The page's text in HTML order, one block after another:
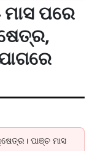
ମାସ ପରେ
ପାଞ୍ଚ ମାସ